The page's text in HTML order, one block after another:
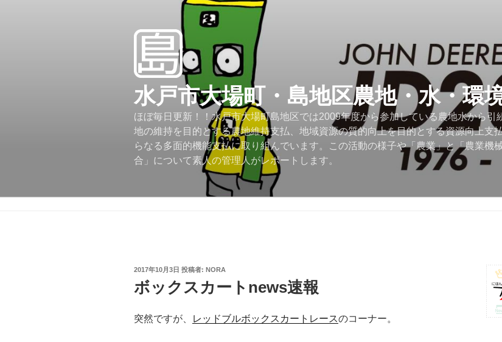
水戸市大場町・島地区農地・水・環
ほぼ毎日更新！！水戸市大場町島地区では2009年度から参加している農地水から
地の維持を目的とする農地維持支払、地域資源の質的向上を目的とする資源向上支
らなる多面的機能支払に取り組んでいます。この活動の様子や「農業」と「農業機
合」について素人の管理人がレポートします。
投
日:
2017年10月3日 投稿者: NORA
ボックスカートnews速報
突然ですが、 レッドブルボックスカートレースのコーナー。